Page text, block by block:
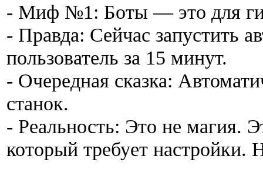
- Миф №1: Боты — это для
- Правда: Сейчас запустить
пользователь за 15 минут.
- Очередная сказка:
станок.
- Реальность: Это не магия.
который требует настройки.